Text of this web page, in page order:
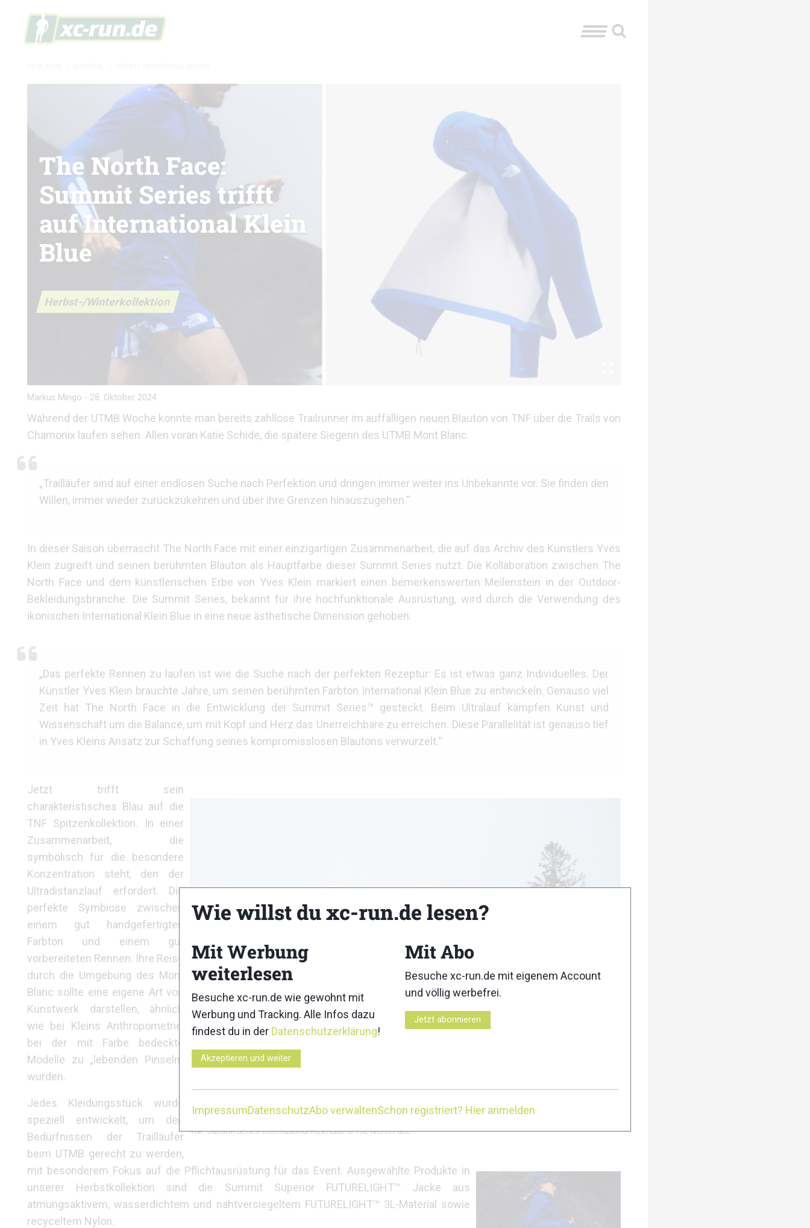
Herbst-/Winterkollektion
The North Face:
Summit Series trifft
auf International Klein
Blue
Markus Mingo - 28. Oktober 2024
Während der UTMB Woche konnte man bereits zahllose Trailrunner im auffälligen neuen Blauton von TNF über die Trails von
Chamonix laufen sehen. Allen voran Katie Schide, die spätere Siegerin des UTMB Mont Blanc.
„Trailläufer sind auf einer endlosen Suche nach Perfektion und dringen immer weiter ins Unbekannte vor. Sie finden den
Willen, immer wieder zurückzukehren und über ihre Grenzen hinauszugehen.“
In dieser Saison überrascht The North Face mit einer einzigartigen Zusammenarbeit, die auf das Archiv des Künstlers Yves
Klein zugreift und seinen berühmten Blauton als Hauptfarbe dieser Summit Series nutzt. Die Kollaboration zwischen The
North Face und dem künstlerischen Erbe von Yves Klein markiert einen bemerkenswerten Meilenstein in der Outdoor-
Bekleidungsbranche. Die Summit Series, bekannt für ihre hochfunktionale Ausrüstung, wird durch die Verwendung des
ikonischen International Klein Blue in eine neue ästhetische Dimension gehoben.
„Das perfekte Rennen zu laufen ist wie die Suche nach der perfekten Rezeptur: Es ist etwas ganz Individuelles. Der
Künstler Yves Klein brauchte Jahre, um seinen berühmten Farbton International Klein Blue zu entwickeln. Genauso viel
Zeit hat The North Face in die Entwicklung der Summit Series™ gesteckt. Beim Ultralauf kämpfen Kunst und
Wissenschaft um die Balance, um mit Kopf und Herz das Unerreichbare zu erreichen. Diese Parallelität ist genauso tief
in Yves Kleins Ansatz zur Schaffung seines kompromisslosen Blautons verwurzelt.“
TNF Summit Series: International Klein Blue © The North Face
Jetzt trifft sein
charakteristisches Blau auf die
TNF Spitzenkollektion. In einer
Zusammenarbeit, die
symbolisch für die besondere
Konzentration steht, den der
Ultradistanzlauf erfordert. Die
perfekte Symbiose zwischen
einem gut handgefertigten
Farbton und einem gut
vorbereiteten Rennen. Ihre Reise
durch die Umgebung des Mont
Blanc sollte eine eigene Art von
Kunstwerk darstellen, ähnlich
wie bei Kleins Anthropometrie,
bei der mit Farbe bedeckte
Modelle zu „lebenden Pinseln“
wurden.
Jedes Kleidungsstück wurde
speziell entwickelt, um den
Bedürfnissen der Trailläufer
beim UTMB gerecht zu werden,
mit besonderem Fokus auf die Pflichtausrüstung für das Event. Ausgewählte Produkte in
unserer Herbstkollektion sind die Summit Superior FUTURELIGHT™ Jacke aus
atmungsaktivem, wasserdichtem und nahtversiegeltem FUTURELIGHT™ 3L-Material sowie
recyceltem Nylon.
Wie willst du xc-run.de lesen?
Mit Werbung
weiterlesen
Besuche xc-run.de wie gewohnt mit
Werbung und Tracking. Alle Infos dazu
findest du in der Datenschutzerklärung!
Akzeptieren und weiter
Mit Abo
Besuche xc-run.de mit eigenem Account
und völlig werbefrei.
Jetzt abonnieren
ImpressumDatenschutzAbo verwaltenSchon registriert? Hier anmelden